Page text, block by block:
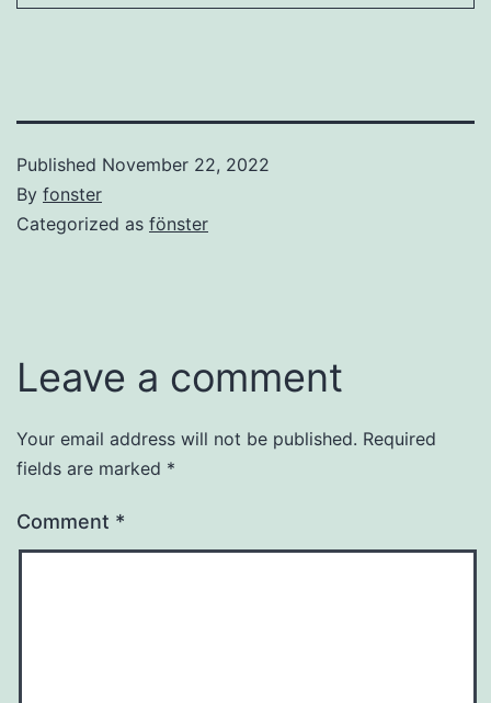
Published November 22, 2022
By fonster
Categorized as fönster
Leave a comment
Your email address will not be published. Required
fields are marked *
Comment *